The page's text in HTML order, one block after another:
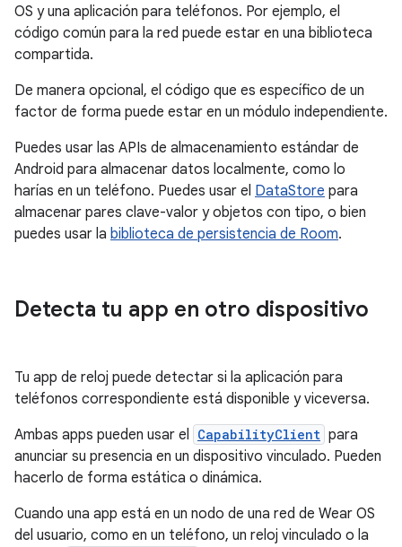
OS y una aplicación para teléfonos. Por ejemplo, el
código común para la red puede estar en una biblioteca
compartida.
De manera opcional, el código que es específico de un
factor de forma puede estar en un módulo independiente.
Puedes usar las APIs de almacenamiento estándar de
Android para almacenar datos localmente, como lo
harías en un teléfono. Puedes usar el DataStore para
almacenar pares clave-valor y objetos con tipo, o bien
puedes usar la biblioteca de persistencia de Room.
Detecta tu app en otro dispositivo
Tu app de reloj puede detectar si la aplicación para
teléfonos correspondiente está disponible y viceversa.
Ambas apps pueden usar el CapabilityClient para
anunciar su presencia en un dispositivo vinculado. Pueden
hacerlo de forma estática o dinámica.
Cuando una app está en un nodo de una red de Wear OS
del usuario, como en un teléfono, un reloj vinculado o la